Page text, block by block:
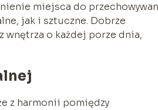
miejsca do
jak i sztuczne. Dobrze
o każdej porze dnia,
z harmonii pomiędzy